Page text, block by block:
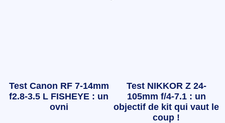
Test Canon RF 7-14mm
f2.8-3.5 L FISHEYE : un
ovni
Test NIKKOR Z 24-
105mm f/4-7.1 : un
objectif de kit qui vaut le
coup !